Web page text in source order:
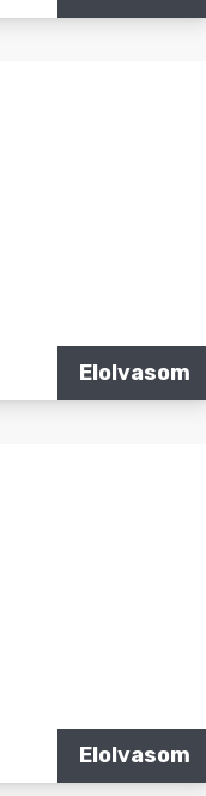
Elolvasom
Elolvasom